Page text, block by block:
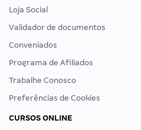
Loja Social
Validador de documentos
Conveniados
Programa de Afiliados
Trabalhe Conosco
Preferências de Cookies
CURSOS ONLINE